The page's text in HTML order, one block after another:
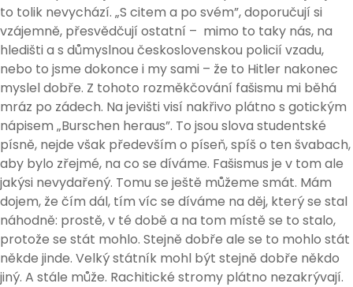
to tolik nevychází. „S citem a po svém”, doporučují si
vzájemně, přesvědčují ostatní – mimo to taky nás, na
hledišti a s důmyslnou československou policií vzadu,
nebo to jsme dokonce i my sami – že to Hitler nakonec
myslel dobře. Z tohoto rozměkčování fašismu mi běhá
mráz po zádech. Na jevišti visí nakřivo plátno s gotickým
nápisem „Burschen heraus”. To jsou slova studentské
písně, nejde však především o píseň, spíš o ten švabach,
aby bylo zřejmé, na co se díváme. Fašismus je v tom ale
jakýsi nevydařený. Tomu se ještě můžeme smát. Mám
dojem, že čím dál, tím víc se díváme na děj, který se stal
náhodně: prostě, v té době a na tom místě se to stalo,
protože se stát mohlo. Stejně dobře ale se to mohlo stát
někde jinde. Velký státník mohl být stejně dobře někdo
jiný. A stále může. Rachitické stromy plátno nezakrývají.